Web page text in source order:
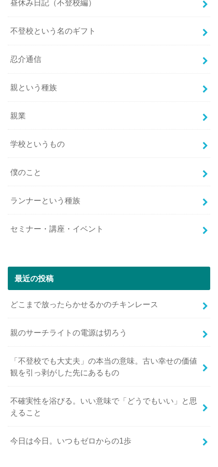
昼休み日記（不登校編）
不登校という名のギフト
忍介通信
親という種族
親業
学校というもの
僕のこと
ランナーという種族
セミナー・講座・イベント
最近の投稿
どこまで放ったらかせるかのチキンレース
親のサーチライトの電源は切ろう
「不登校でも大丈夫」の本当の意味。古い幸せの価値
観を引っ剥がした先にあるもの
不確実性を浴びる。いい意味で「どうでもいい」と思
えること
今日は今日。いつもゼロからの1歩